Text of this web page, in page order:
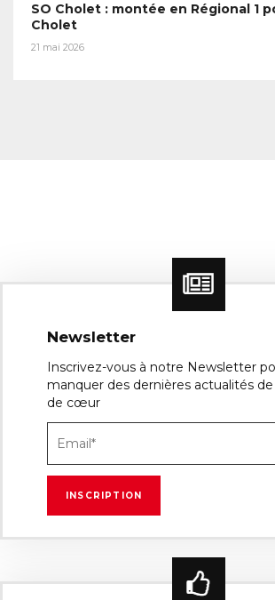
SO Cholet : montée en Régional 1
Cholet
21 mai 2026
Newsletter
Inscrivez-vous à notre Newsletter
manquer des dernières actualités
de cœur